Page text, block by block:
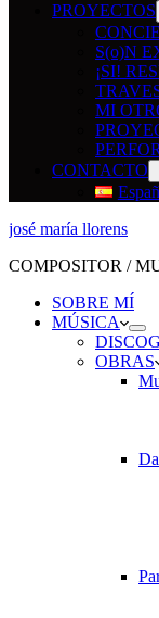
PROYECTOS
S(o)N
¡SI!
MI
CONTACTO
josé maría llorens
COMPOSITOR /
SOBRE MÍ
MÚSICA
OBRAS